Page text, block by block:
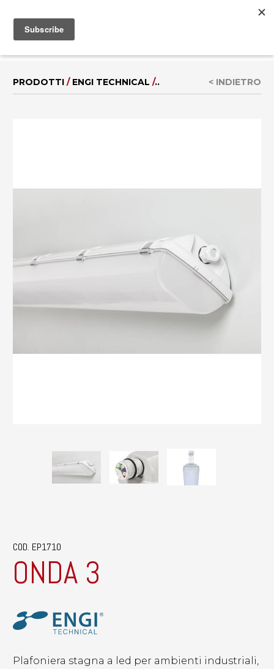
PRODOTTI / ENGI TECHNICAL /.. < INDIETRO
COD. EP1710
ONDA 3
Plafoniera stagna a led per ambienti industriali,